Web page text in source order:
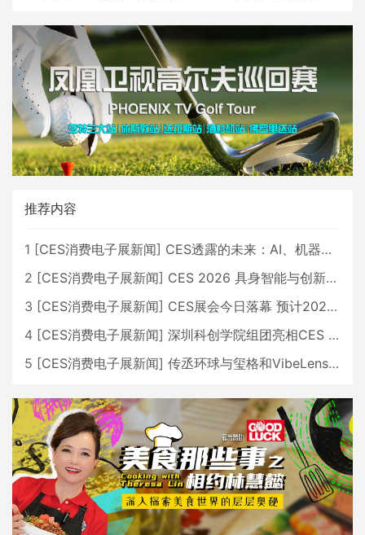
推荐内容
1 [CES消费电子展新闻] CES透露的未来：AI、机器人与智能生活大爆发
2 [CES消费电子展新闻] CES 2026 具身智能与创新领域 中国公司大放异彩
3 [CES消费电子展新闻] CES展会今日落幕 预计2026行业收入将超五千亿美元
4 [CES消费电子展新闻] 深圳科创学院组团亮相CES 广受好评
5 [CES消费电子展新闻] 传丞环球与玺格和VibeLens共同推出全新耳机